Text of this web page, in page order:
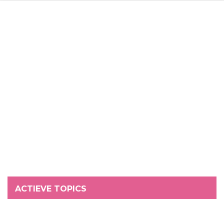
ACTIEVE TOPICS